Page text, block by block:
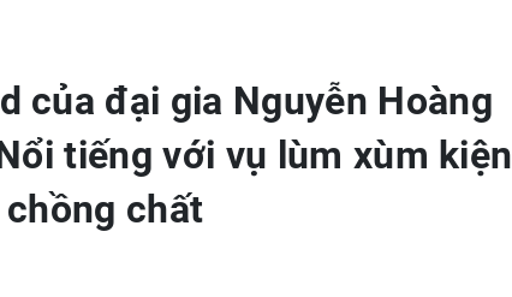
của đại gia Nguyễn Hoàng
tiếng với vụ lùm xùm kiện
chất